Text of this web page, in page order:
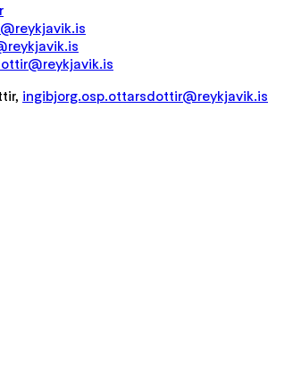
ingibjorg.osp.ottarsdottir@reykjavik.is